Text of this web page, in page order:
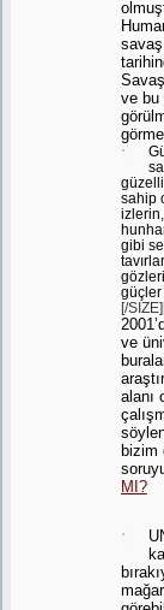
ve bu
sahip
gibi
güçler
[/
ve
alanı
bizim
MI?